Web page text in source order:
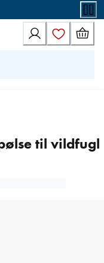
til vildfugl 600 g
til vildfugl